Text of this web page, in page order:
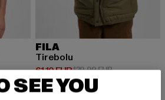
EUR 54,99 EUR
FILA
Tirebolu
61,10 EUR
Derzeitiger Preis: 61,10 EUR
129,99 EURAktionspreis:
SEE YOU